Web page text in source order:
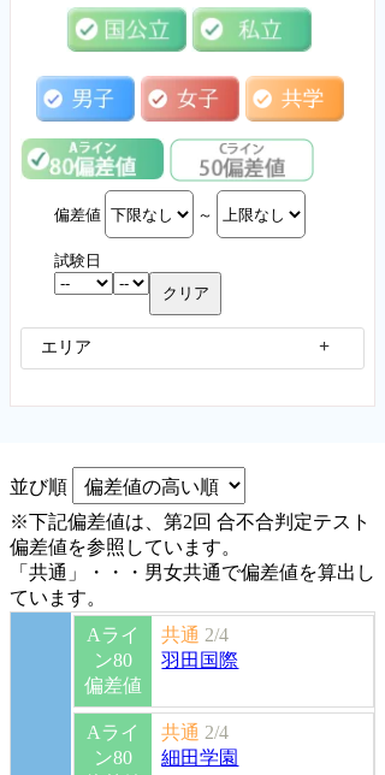
偏差値 ～
試験日
エリア
並び順
※下記偏差値は、第2回 合不合判定テスト
偏差値を参照しています。
「共通」・・・男女共通で偏差値を算出し
ています。
Aライ
ン80
偏差値
共通 2/4
羽田国際
Aライ
ン80
共通 2/4
細田学園